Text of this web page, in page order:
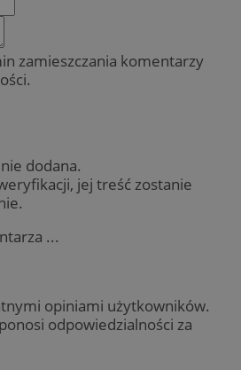
zamieszczania komentarzy
dodana.
jej treść zostanie
...
opiniami użytkowników.
odpowiedzialności za